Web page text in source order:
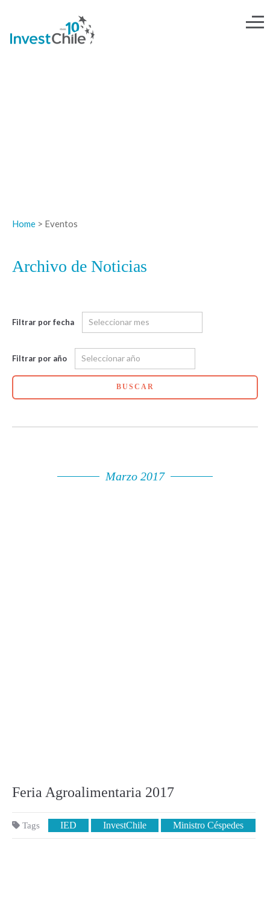
Home > Eventos
Archivo de Noticias
Filtrar por fecha
Filtrar por año
BUSCAR
Marzo 2017
Feria Agroalimentaria 2017
Tags IED InvestChile Ministro Céspedes